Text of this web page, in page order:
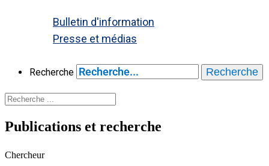
Bulletin d'information
Presse et médias
Recherche
Recherche
Publications et recherche
Chercheur